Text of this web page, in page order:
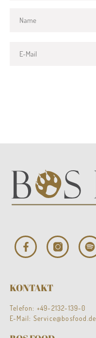
KONTAKT
Telefon: +49-2132-139-0
E-Mail: Service@bosfood.de